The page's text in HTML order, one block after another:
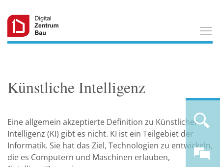
Künstliche Intelligenz
Eine allgemein akzeptierte Definition zu Künstlicher
Intelligenz (KI) gibt es nicht. KI ist ein Teilgebiet der
Informatik. Sie hat das Ziel, Technologien zu entwickeln,
die es Computern und Maschinen erlauben,